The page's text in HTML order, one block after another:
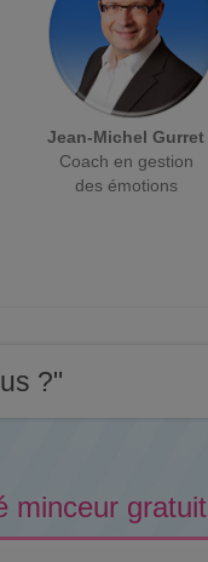
Jean-Michel Gurret
Coach en gestion
des émotions
?"
minceur gratuit